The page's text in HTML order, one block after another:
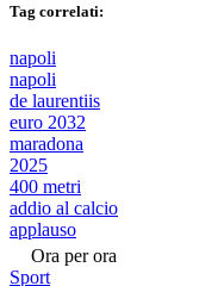
Tag correlati:
napoli
napoli
de laurentiis
euro 2032
maradona
2025
400 metri
addio al calcio
applauso
Ora per ora
Sport